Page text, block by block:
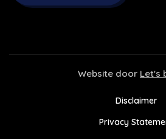
Website door Let's
Disclaimer
Privacy